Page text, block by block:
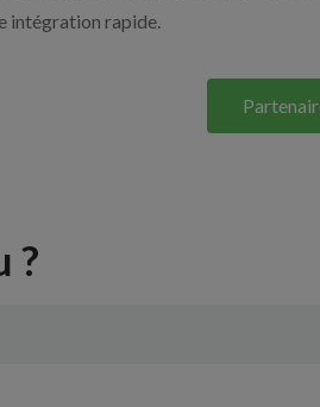
intégration rapide.
?